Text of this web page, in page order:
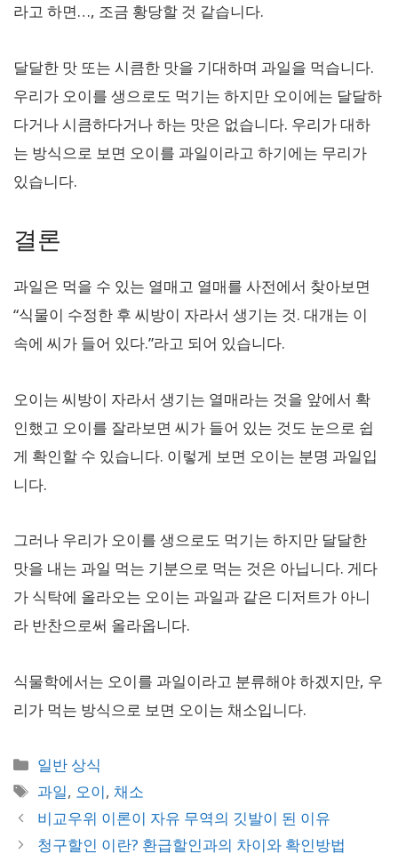
라고 하면…, 조금 황당할 것 같습니다.
달달한 맛 또는 시큼한 맛을 기대하며 과일을 먹습니다.
우리가 오이를 생으로도 먹기는 하지만 오이에는 달달하
다거나 시큼하다거나 하는 맛은 없습니다. 우리가 대하
는 방식으로 보면 오이를 과일이라고 하기에는 무리가
있습니다.
결론
과일은 먹을 수 있는 열매고 열매를 사전에서 찾아보면
“식물이 수정한 후 씨방이 자라서 생기는 것. 대개는 이
속에 씨가 들어 있다.”라고 되어 있습니다.
오이는 씨방이 자라서 생기는 열매라는 것을 앞에서 확
인했고 오이를 잘라보면 씨가 들어 있는 것도 눈으로 쉽
게 확인할 수 있습니다. 이렇게 보면 오이는 분명 과일입
니다.
그러나 우리가 오이를 생으로도 먹기는 하지만 달달한
맛을 내는 과일 먹는 기분으로 먹는 것은 아닙니다. 게다
가 식탁에 올라오는 오이는 과일과 같은 디저트가 아니
라 반찬으로써 올라옵니다.
식물학에서는 오이를 과일이라고 분류해야 하겠지만, 우
리가 먹는 방식으로 보면 오이는 채소입니다.
카
테
고
리
일반 상식
태
그
과일, 오이,채소
비교우위 이론이 자유 무역의 깃발이 된 이유
청구할인 이란? 환급할인과의 차이와 확인방법